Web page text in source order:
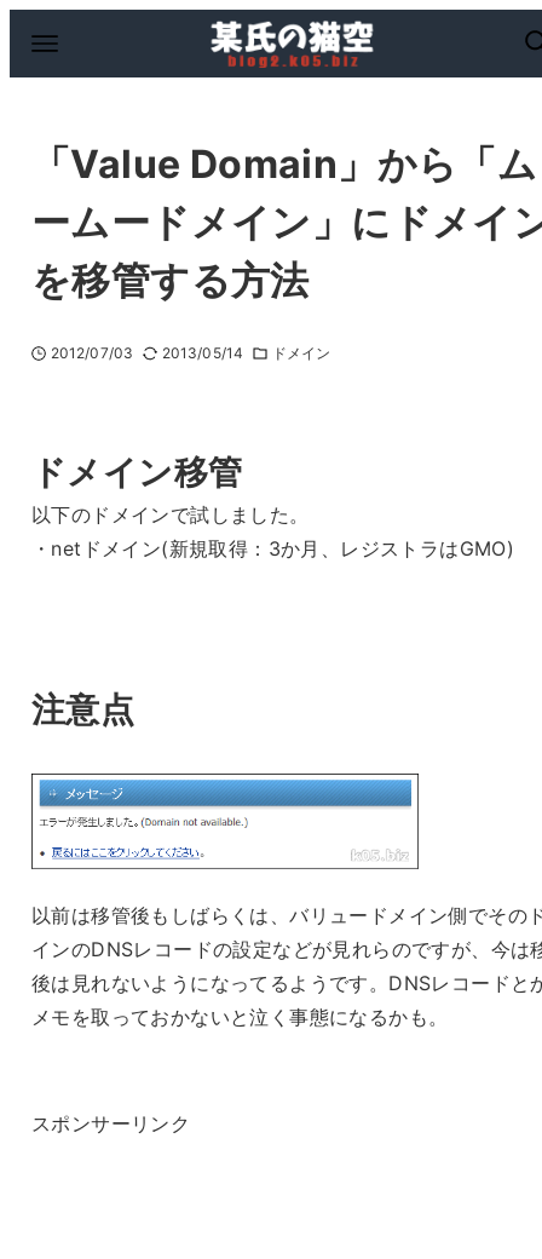
「Value Domain」から「ム
ームードメイン」にドメイ
を移管する方法
2012/07/03 2013/05/14 ドメイン
ドメイン移管
以下のドメインで試しました。
・netドメイン(新規取得：3か月、レジストラはGMO)
注意点
以前は移管後もしばらくは、バリュードメイン側でその
インのDNSレコードの設定などが見れらのですが、今は
後は見れないようになってるようです。DNSレコードと
メモを取っておかないと泣く事態になるかも。
スポンサーリンク